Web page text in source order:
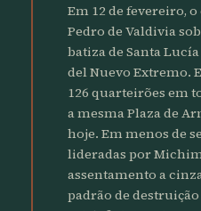
Em 12 de fevereiro,
Pedro de Valdivia
batiza de Santa
del Nuevo Extremo.
126 quarteirões em
a mesma Plaza de
hoje. Em menos de
lideradas por
assentamento a
padrão de